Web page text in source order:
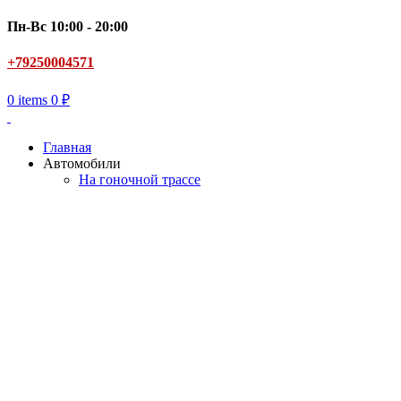
Пн-Вс 10:00 - 20:00
+79250004571
0 items 0 ₽
Главная
Автомобили
На гоночной трассе